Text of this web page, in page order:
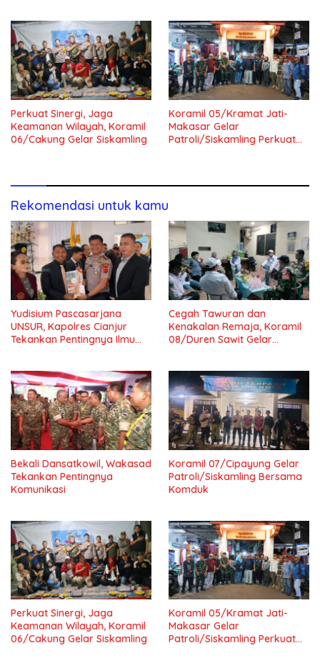
Perkuat Sinergi, Jaga
Keamanan Wilayah, Koramil
06/Cakung Gelar Siskamling
Koramil 05/Kramat Jati-
Makasar Gelar
Patroli/Siskamling Perkuat
Rekomendasi untuk kamu
Yudisium Pascasarjana
UNSUR, Kapolres Cianjur
Tekankan Pentingnya Ilmu
Cegah Tawuran dan
Kenakalan Remaja, Koramil
08/Duren Sawit Gelar
Bekali Dansatkowil, Wakasad
Tekankan Pentingnya
Komunikasi
Koramil 07/Cipayung Gelar
Patroli/Siskamling Bersama
Komduk
Perkuat Sinergi, Jaga
Keamanan Wilayah, Koramil
06/Cakung Gelar Siskamling
Koramil 05/Kramat Jati-
Makasar Gelar
Patroli/Siskamling Perkuat